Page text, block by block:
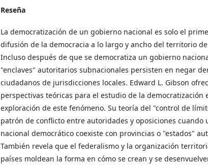
Reseña
La democratización de un gobierno nacional es solo el
difusión de la democracia a lo largo y ancho del territorio
Incluso después de que se democratiza un gobierno
"enclaves" autoritarios subnacionales persisten en negar
ciudadanos de jurisdicciones locales. Edward L. Gibson
perspectivas teóricas para el estudio de la democratización
exploración de este fenómeno. Su teoría del "control de
patrón de conflicto entre autoridades y oposiciones cuando
nacional democrático coexiste con provincias o "estados"
También revela que el federalismo y la organización
países moldean la forma en cómo se crean y se